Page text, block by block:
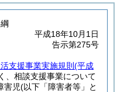
平成18年10月1日
告示第275号
支援事業実施規則 (平成
、相談支援事業について
害児(以下「障害者等」と